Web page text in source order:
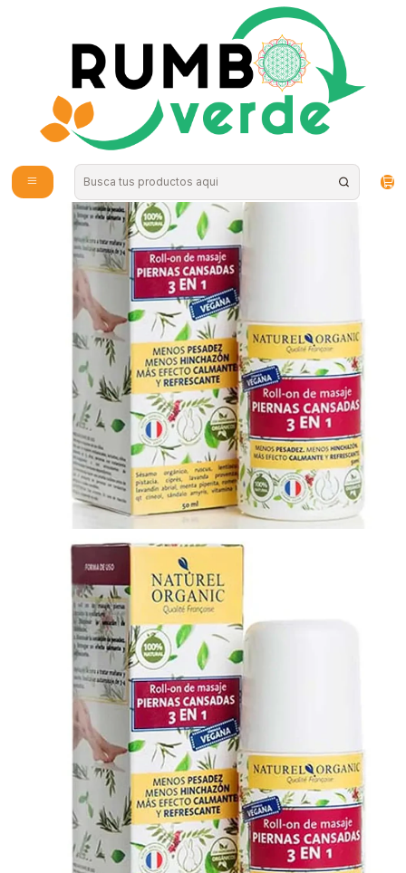
Envío gratis por compras sobre los 59.990 en la provincia de Santiago
Aromaterapia y Bienestar
Naturel Organics - Roll-on de Masajes Piernas Cansadas 50ml